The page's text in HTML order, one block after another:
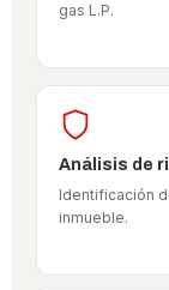
gas L.P.
Análisis de
Identificación
inmueble.